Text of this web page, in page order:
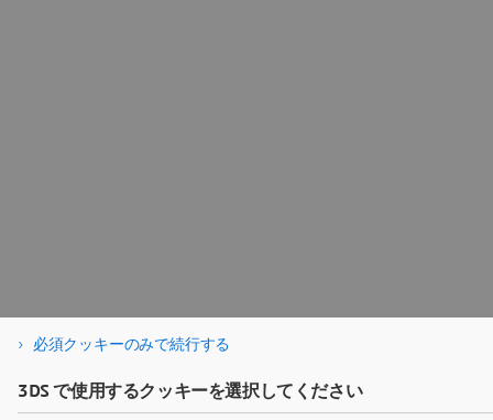
必須クッキーのみで続行する
3DS で使用するクッキーを選択してください